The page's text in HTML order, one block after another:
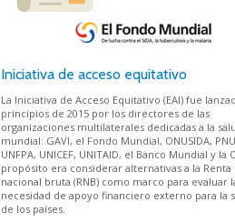
Iniciativa de acceso equitativo
La Iniciativa de Acceso Equitativo (EAI) fue
principios de 2015 por los directores de las
organizaciones multilaterales dedicadas a la
mundial: GAVI, el Fondo Mundial, ONUSIDA,
UNFPA, UNICEF, UNITAID, el Banco Mundial y la
propósito era considerar alternativas a la Renta
nacional bruta (RNB) como marco para evaluar
necesidad de apoyo financiero externo para la
de los países.